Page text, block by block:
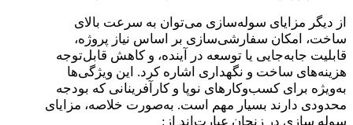
از دیگر مزایای سوله‌سازی می‌توان به سرعت بالای
ساخت، امکان سفارشی‌سازی بر اساس نیاز پروژه،
قابلیت جابه‌جایی یا توسعه در آینده، و کاهش قابل‌توجه
هزینه‌های ساخت و نگهداری اشاره کرد. این ویژگی‌ها
به‌ویژه برای کسب‌وکارهای نوپا و کارآفرینانی که بودجه
محدودی دارند بسیار مهم است. به‌صورت خلاصه، مزایای
سوله‌ سازی در زنجان عبارت‌اند از: